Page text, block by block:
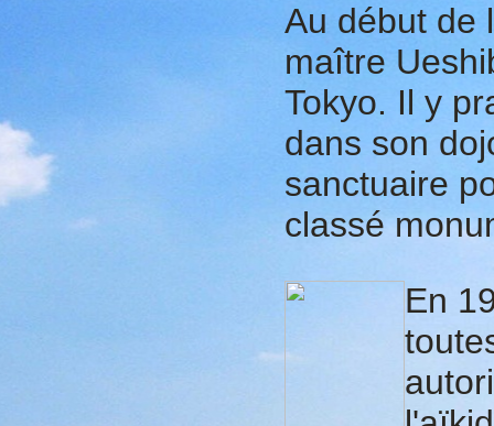
Au début de
maître
Tokyo. Il y
dans son
sanctuaire
classé
En